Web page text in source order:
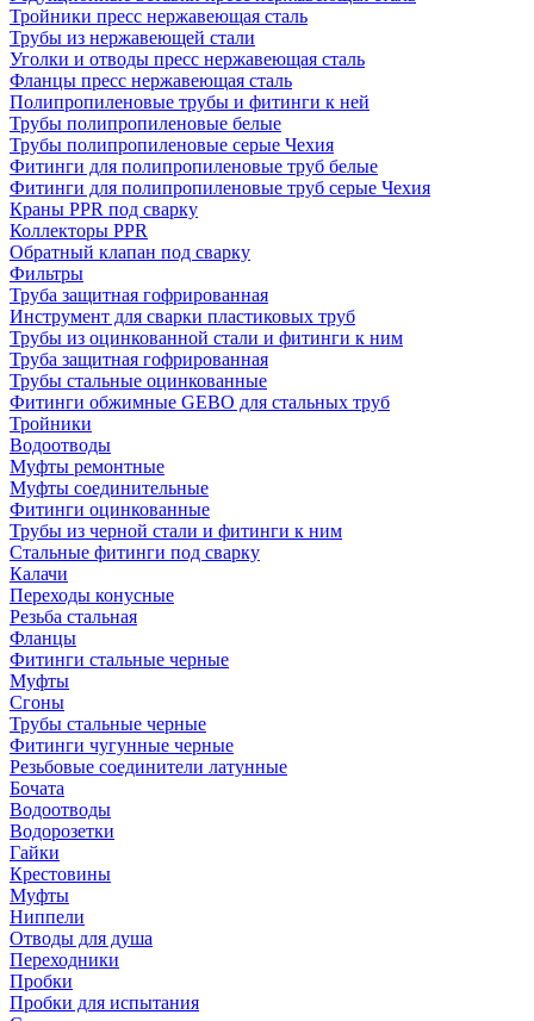
Тройники пресс нержавеющая сталь
Трубы из нержавеющей стали
Уголки и отводы пресс нержавеющая сталь
Фланцы пресс нержавеющая сталь
Полипропиленовые трубы и фитинги к ней
Трубы полипропиленовые белые
Трубы полипропиленовые серые Чехия
Фитинги для полипропиленовые труб белые
Фитинги для полипропиленовые труб серые Чехия
Краны PPR под сварку
Коллекторы PPR
Обратный клапан под сварку
Фильтры
Труба защитная гофрированная
Инструмент для сварки пластиковых труб
Трубы из оцинкованной стали и фитинги к ним
Труба защитная гофрированная
Трубы стальные оцинкованные
Фитинги обжимные GEBO для стальных труб
Тройники
Водоотводы
Муфты ремонтные
Муфты соединительные
Фитинги оцинкованные
Трубы из черной стали и фитинги к ним
Стальные фитинги под сварку
Калачи
Переходы конусные
Резьба стальная
Фланцы
Фитинги стальные черные
Муфты
Сгоны
Трубы стальные черные
Фитинги чугунные черные
Резьбовые соединители латунные
Бочата
Водоотводы
Водорозетки
Гайки
Крестовины
Муфты
Ниппели
Отводы для душа
Переходники
Пробки
Пробки для испытания